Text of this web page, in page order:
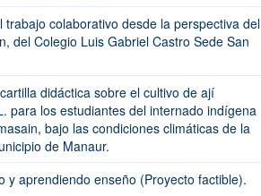
trabajo colaborativo desde la perspectiva del
del Colegio Luis Gabriel Castro Sede San
didáctica sobre el cultivo de ají
para los estudiantes del internado indígena
bajo las condiciones climáticas de la
de Manaur.
y aprendiendo enseño (Proyecto factible).